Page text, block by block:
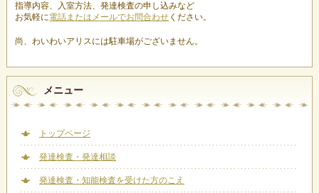
指導内容、入室方法、発達検査の申し込みなど
お気軽に電話またはメールでお問合わせ ください。
尚、わいわいアリスには駐車場がございません。
メニュー
トップページ
発達検査・発達相談
発達検査・知能検査を受けた方のこえ